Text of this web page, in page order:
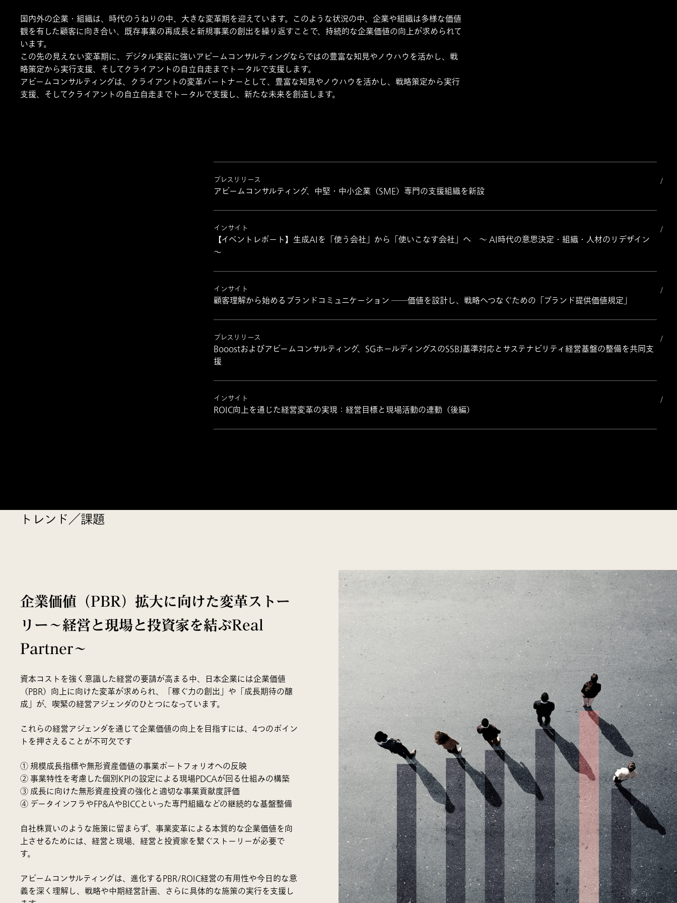
国内外の企業・組織は、時代のうねりの中、大きな変革期を迎えています。このような状況の中、企業や組織は多様な価値
観を有した顧客に向き合い、既存事業の再成長と新規事業の創出を繰り返すことで、持続的な企業価値の向上が求められて
います。
この先の見えない変革期に、デジタル実装に強いアビームコンサルティングならではの豊富な知見やノウハウを活かし、戦
略策定から実行支援、そしてクライアントの自立自走までトータルで支援します。
アビームコンサルティングは、クライアントの変革パートナーとして、豊富な知見やノウハウを活かし、戦略策定から実行
支援、そしてクライアントの自立自走までトータルで支援し、新たな未来を創造します。
プレスリリース
アビームコンサルティング、中堅・中小企業（SME）専門の支援組織を新設
インサイト
【イベントレポート】生成AIを「使う会社」から「使いこなす会社」へ ～ AI時代の意思決定・組織・人材のリデザイン
～
インサイト
顧客理解から始めるブランドコミュニケーション ──価値を設計し、戦略へつなぐための「ブランド提供価値規定」
プレスリリース
Booostおよびアビームコンサルティング、SGホールディングスのSSBJ基準対応とサステナビリティ経営基盤の整備を共同支
援
インサイト
ROIC向上を通じた経営変革の実現：経営目標と現場活動の連動（後編）
トレンド／課題
企業価値（PBR）拡大に向けた変革ストー
リー～経営と現場と投資家を結ぶReal
Partner～
資本コストを強く意識した経営の要請が高まる中、日本企業には企業価値
（PBR）向上に向けた変革が求められ、「稼ぐ力の創出」や「成長期待の醸
成」が、喫緊の経営アジェンダのひとつになっています。
これらの経営アジェンダを通じて企業価値の向上を目指すには、4つのポイン
トを押さえることが不可欠です
① 規模成長指標や無形資産価値の事業ポートフォリオへの反映
② 事業特性を考慮した個別KPIの設定による現場PDCAが回る仕組みの構築
③ 成長に向けた無形資産投資の強化と適切な事業貢献度評価
④ データインフラやFP&AやBICCといった専門組織などの継続的な基盤整備
自社株買いのような施策に留まらず、事業変革による本質的な企業価値を向
上させるためには、経営と現場、経営と投資家を繋ぐストーリーが必要で
す。
アビームコンサルティングは、進化するPBR/ROIC経営の有用性や今日的な意
義を深く理解し、戦略や中期経営計画、さらに具体的な施策の実行を支援し